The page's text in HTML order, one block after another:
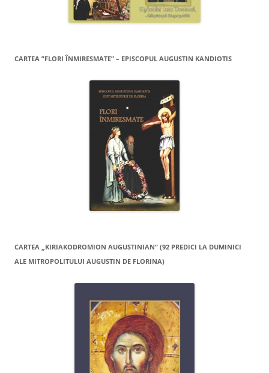
CARTEA ”FLORI ÎNMIRESMATE” – EPISCOPUL AUGUSTIN KANDIOTIS
CARTEA „KIRIAKODROMION AUGUSTINIAN” (92 PREDICI LA DUMINICI
ALE MITROPOLITULUI AUGUSTIN DE FLORINA)